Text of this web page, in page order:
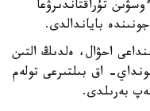
تۇراقتاندىرۋعا
باياندالدى.
احۋال، ەلدىڭ التىن
اق بىلتىرعى تولەم
بەرىلدى.